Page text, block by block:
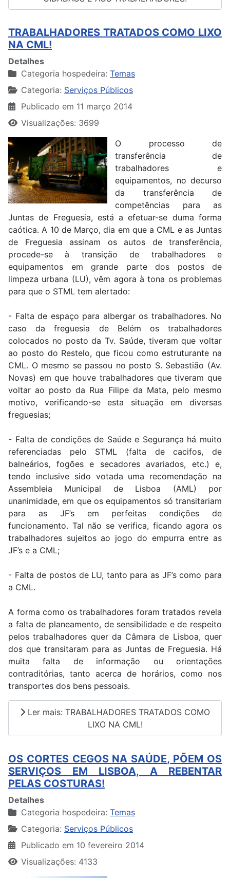
TRABALHADORES TRATADOS COMO LIXO
NA CML!
Detalhes
Categoria hospedeira: Temas
Categoria: Serviços Públicos
Publicado em 11 março 2014
Visualizações: 3699
O processo de
transferência de
trabalhadores e
equipamentos, no decurso
da transferência de
competências para as
Juntas de Freguesia, está a efetuar-se duma forma
caótica. A 10 de Março, dia em que a CML e as Juntas
de Freguesia assinam os autos de transferência,
procede-se à transição de trabalhadores e
equipamentos em grande parte dos postos de
limpeza urbana (LU), vêm agora à tona os problemas
para que o STML tem alertado:
- Falta de espaço para albergar os trabalhadores. No
caso da freguesia de Belém os trabalhadores
colocados no posto da Tv. Saúde, tiveram que voltar
ao posto do Restelo, que ficou como estruturante na
CML. O mesmo se passou no posto S. Sebastião (Av.
Novas) em que houve trabalhadores que tiveram que
voltar ao posto da Rua Filipe da Mata, pelo mesmo
motivo, verificando-se esta situação em diversas
freguesias;
- Falta de condições de Saúde e Segurança há muito
referenciadas pelo STML (falta de cacifos, de
balneários, fogões e secadores avariados, etc.) e,
tendo inclusive sido votada uma recomendação na
Assembleia Municipal de Lisboa (AML) por
unanimidade, em que os equipamentos só transitariam
para as JF’s em perfeitas condições de
funcionamento. Tal não se verifica, ficando agora os
trabalhadores sujeitos ao jogo do empurra entre as
JF’s e a CML;
- Falta de postos de LU, tanto para as JF’s como para
a CML.
A forma como os trabalhadores foram tratados revela
a falta de planeamento, de sensibilidade e de respeito
pelos trabalhadores quer da Câmara de Lisboa, quer
dos que transitaram para as Juntas de Freguesia. Há
muita falta de informação ou orientações
contraditórias, tanto acerca de horários, como nos
transportes dos bens pessoais.
Ler mais: TRABALHADORES TRATADOS COMO
LIXO NA CML!
OS CORTES CEGOS NA SAÚDE, PÕEM OS
SERVIÇOS EM LISBOA, A REBENTAR
PELAS COSTURAS!
Detalhes
Categoria hospedeira: Temas
Categoria: Serviços Públicos
Publicado em 10 fevereiro 2014
Visualizações: 4133